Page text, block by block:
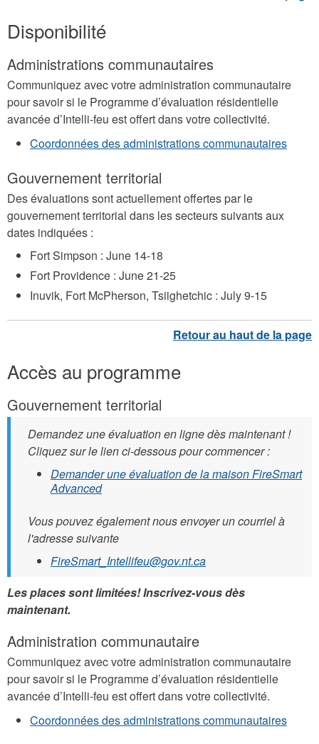
Disponibilité
Administrations communautaires
Communiquez avec votre administration communautaire
pour savoir si le Programme d’évaluation résidentielle
avancée d’Intelli-feu est offert dans votre collectivité.
Coordonnées des administrations communautaires
Gouvernement territorial
Des évaluations sont actuellement offertes par le
gouvernement territorial dans les secteurs suivants aux
dates indiquées :
Fort Simpson : June 14-18
Fort Providence : June 21-25
Inuvik, Fort McPherson, Tsiighetchic : July 9-15
Accès au programme
Gouvernement territorial
Demandez une évaluation en ligne dès maintenant !
Cliquez sur le lien ci-dessous pour commencer :
Demander une évaluation de la maison FireSmart
Advanced
Vous pouvez également nous envoyer un courriel à
l'adresse suivante
FireSmart_Intellifeu@gov.nt.ca
Les places sont limitées! Inscrivez-vous dès
maintenant.
Administration communautaire
Communiquez avec votre administration communautaire
pour savoir si le Programme d’évaluation résidentielle
avancée d’Intelli-feu est offert dans votre collectivité.
Coordonnées des administrations communautaires